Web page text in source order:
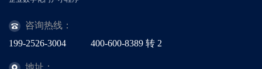
咨询热线：
199-2526-3004
400-600-8389 转 2
地址：